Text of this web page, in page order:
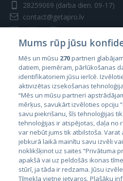
28259069 (darba dien. 09-17)
contact@getapro.lv
Valstis
Igaunija
Latvija
Lietuva
Mums rūp jūsu
Mēs un mūsu 270partneri
datiem, piemēram, pārlūkošanas
identifikatoriem jūsu ierīcē.
aktivizētas izsekošanas
“Mēs un mūsu partneri
mērķus, savukārt izvēloties opciju
savu piekrišanu, šīs tehnoloģijas
tehnoloģijas ir atspējotas, daļa no
var nebūt jums tik atbilstoša.
jebkurā laikā mainītu savu izvēli
noklikšķinot uz saites “Privātuma
apakšā vai uz peldošās ikonas
stūrī, ja tāda ir redzama. Jūsu
Tīmekļa vietne ietvaros. Plašāku